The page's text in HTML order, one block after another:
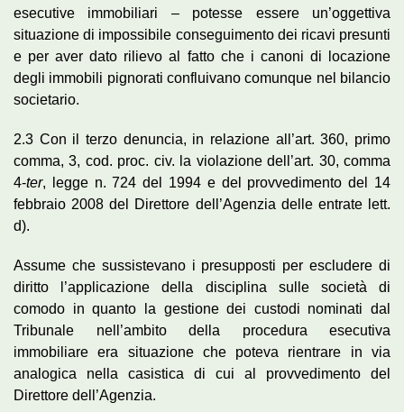
esecutive immobiliari – potesse essere un’oggettiva
situazione di impossibile conseguimento dei ricavi presunti
e per aver dato rilievo al fatto che i canoni di locazione
degli immobili pignorati confluivano comunque nel bilancio
societario.
2.3 Con il terzo denuncia, in relazione all’art. 360, primo
comma, 3, cod. proc. civ. la violazione dell’art. 30, comma
4-ter, legge n. 724 del 1994 e del provvedimento del 14
febbraio 2008 del Direttore dell’Agenzia delle entrate lett.
d).
Assume che sussistevano i presupposti per escludere di
diritto l’applicazione della disciplina sulle società di
comodo in quanto la gestione dei custodi nominati dal
Tribunale nell’ambito della procedura esecutiva
immobiliare era situazione che poteva rientrare in via
analogica nella casistica di cui al provvedimento del
Direttore dell’Agenzia.